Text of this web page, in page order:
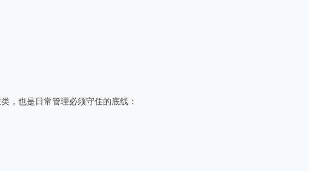
，也是日常管理必须守住的底线：